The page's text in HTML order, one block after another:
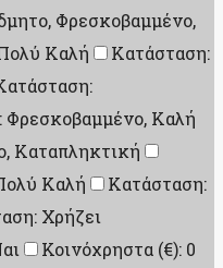
Φρεσκοβαμμένο,
Καλή
Κατάσταση:
Φρεσκοβαμμένο, Καλή
Καταπληκτική
Καλή
Κατάσταση:
Χρήζει
Κοινόχρηστα (€): 0